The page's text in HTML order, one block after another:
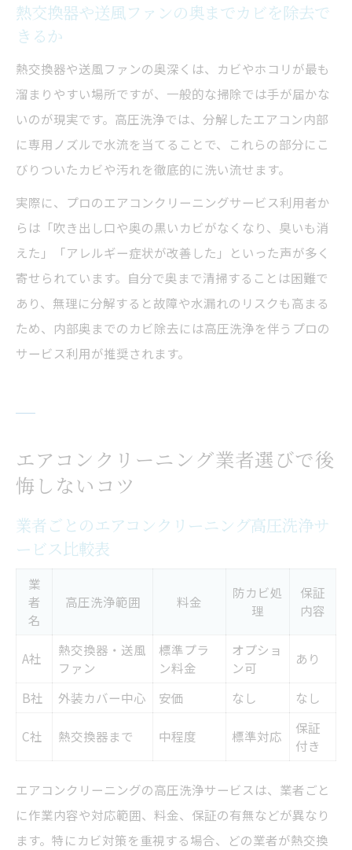
熱交換器や送風ファンの奥までカビを除去で
きるか
熱交換器や送風ファンの奥深くは、カビやホコリが最も
溜まりやすい場所ですが、一般的な掃除では手が届かな
いのが現実です。高圧洗浄では、分解したエアコン内部
に専用ノズルで水流を当てることで、これらの部分にこ
びりついたカビや汚れを徹底的に洗い流せます。
実際に、プロのエアコンクリーニングサービス利用者か
らは「吹き出し口や奥の黒いカビがなくなり、臭いも消
えた」「アレルギー症状が改善した」といった声が多く
寄せられています。自分で奥まで清掃することは困難で
あり、無理に分解すると故障や水漏れのリスクも高まる
ため、内部奥までのカビ除去には高圧洗浄を伴うプロの
サービス利用が推奨されます。
エアコンクリーニング業者選びで後
悔しないコツ
業者ごとのエアコンクリーニング高圧洗浄サ
ービス比較表
業
者
名
高圧洗浄範囲 料金
防カビ処
理
保証
内容
A社
熱交換器・送風
ファン
標準プラ
ン料金
オプショ
ン可
あり
B社 外装カバー中心 安価 なし なし
C社 熱交換器まで 中程度 標準対応
保証
付き
エアコンクリーニングの高圧洗浄サービスは、業者ごと
に作業内容や対応範囲、料金、保証の有無などが異なり
ます。特にカビ対策を重視する場合、どの業者が熱交換